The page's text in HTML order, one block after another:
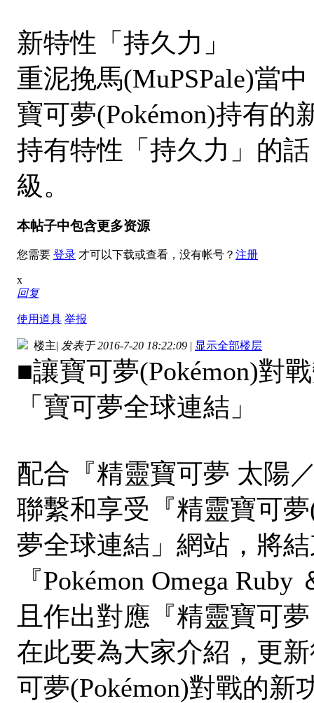
新特性「持久力」
重泥挽馬(MuPSPale)當
寶可夢(Pokémon)持有
持有特性「持久力」的
級。
本帖子中包含更多资源
您需要 登录 才可以下载或查看，没有帐号？ 注册
x
回复
使用道具 举报
楼主| 发表于 2016-7-20 18:22:09 | 显示全部楼层
■讓寶可夢(Pokémon)對
「寶可夢全球連結」
配合『精靈寶可夢 太陽
聯繫和享受『精靈寶可
夢全球連結」網站，將
『Pokémon Omega
且作出對應『精靈寶可
在此要為大家介紹，更
可夢(Pokémon)對戰的新